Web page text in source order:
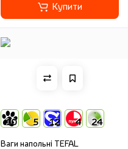
Купити
10 5 12 4 24
Ваги напольні TEFAL